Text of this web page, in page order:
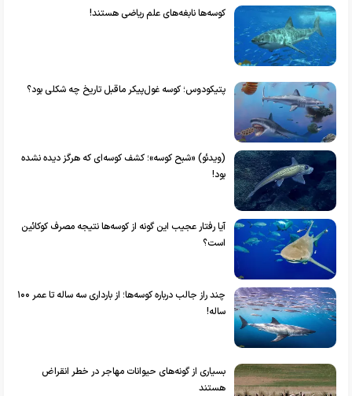
کوسه‌ها نابغه‌های علم ریاضی هستند!
پتیکودوس؛ کوسه غول‌پیکر ماقبل تاریخ چه شکلی بود؟
(ویدئو) «شبح کوسه»؛ کشف کوسه‌ای که هرگز دیده نشده
بود!
آیا رفتار عجیب این گونه از کوسه‌ها نتیجه مصرف کوکائین
است؟
چند راز جالب درباره کوسه‌ها؛ از بارداری سه ساله تا عمر ۱۰۰
ساله!
بسیاری از گونه‌های حیوانات مهاجر در خطر انقراض
هستند